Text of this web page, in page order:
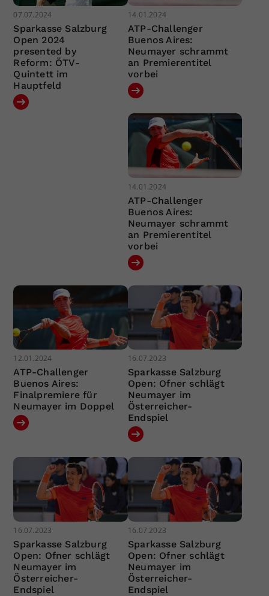
07.07.2024
Sparkasse Salzburg
Open 2024
presented by
Reform: ÖTV-
Quintett im
Hauptfeld
14.01.2024
ATP-Challenger
Buenos Aires:
Neumayer schrammt
an Premierentitel
vorbei
14.01.2024
ATP-Challenger
Buenos Aires:
Neumayer schrammt
an Premierentitel
vorbei
12.01.2024
ATP-Challenger
Buenos Aires:
Finalpremiere für
Neumayer im Doppel
16.07.2023
Sparkasse Salzburg
Open: Ofner schlägt
Neumayer im
Österreicher-
Endspiel
16.07.2023
Sparkasse Salzburg
Open: Ofner schlägt
Neumayer im
Österreicher-
Endspiel
16.07.2023
Sparkasse Salzburg
Open: Ofner schlägt
Neumayer im
Österreicher-
Endspiel